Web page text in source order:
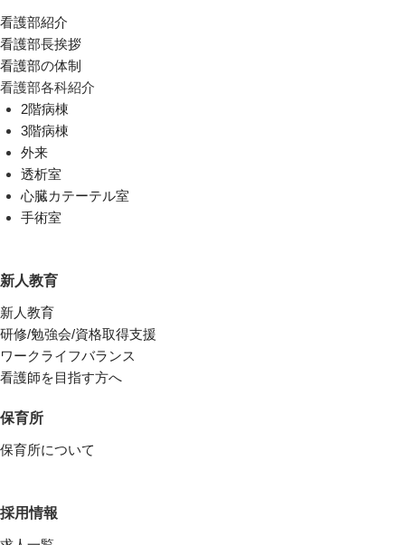
看護部紹介
看護部長挨拶
看護部の体制
看護部各科紹介
2階病棟
3階病棟
外来
透析室
心臓カテーテル室
手術室
新人教育
新人教育
研修/勉強会/資格取得支援
ワークライフバランス
看護師を目指す方へ
保育所
保育所について
採用情報